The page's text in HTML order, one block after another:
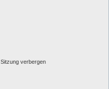
verbergen